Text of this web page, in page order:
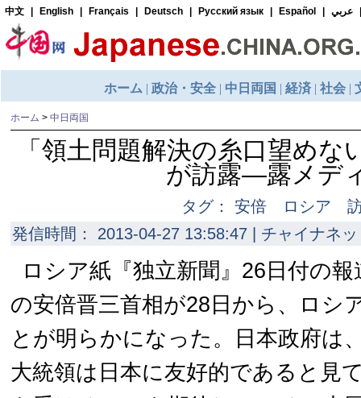
ホーム > 中日両国
「領土問題解決の糸口望めな
が訪露―露メデ
タグ： 安倍 ロシア
発信時間： 2013-04-27 13:58:47 | チャイナネ
ロシア紙『独立新聞』26日付の
の安倍晋三首相が28日から、ロシ
とが明らかになった。日本政府は
大統領は日本に友好的であると見